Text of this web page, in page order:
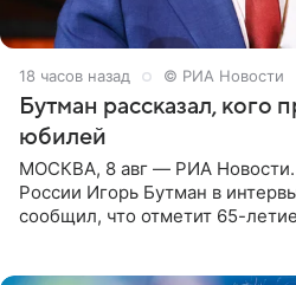
18 часов назад © РИА Новости
Бутман рассказал, кого
юбилей
МОСКВА, 8 авг — РИА Новости.
России Игорь Бутман в
сообщил, что отметит 65-